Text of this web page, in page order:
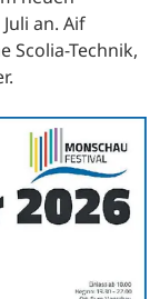
an. Aif
Scolia-Technik,